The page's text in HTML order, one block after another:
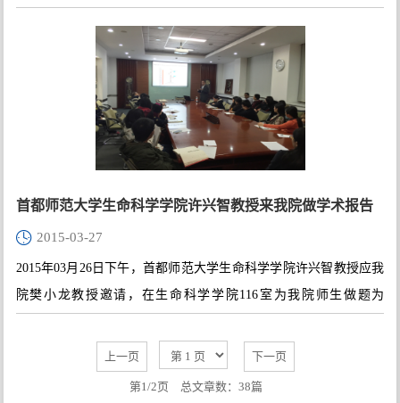
Stress Responses in Plants”的学术报告。报告由韩生成教授主持。
首都师范大学生命科学学院许兴智教授来我院做学术报告
2015-03-27
2015年03月26日下午，首都师范大学生命科学学院许兴智教授应我
院樊小龙教授邀请，在生命科学学院116室为我院师生做题为
告，报告由遗传发育所樊小龙教授主持。
上一页 下一页
第1/2页 总文章数：38篇